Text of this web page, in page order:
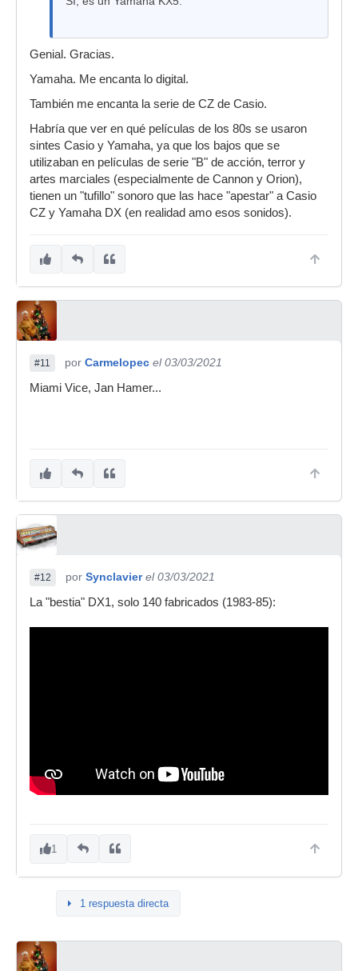
Genial. Gracias.
Yamaha. Me encanta lo digital.
También me encanta la serie de CZ de Casio.
Habría que ver en qué películas de los 80s se usaron
sintes Casio y Yamaha, ya que los bajos que se
utilizaban en películas de serie "B" de acción, terror y
artes marciales (especialmente de Cannon y Orion),
tienen un "tufillo" sonoro que las hace "apestar" a Casio
CZ y Yamaha DX (en realidad amo esos sonidos).
#11 por Carmelopec el 03/03/2021
Miami Vice, Jan Hamer...
#12 por Synclavier el 03/03/2021
La "bestia" DX1, solo 140 fabricados (1983-85):
1
1 respuesta directa